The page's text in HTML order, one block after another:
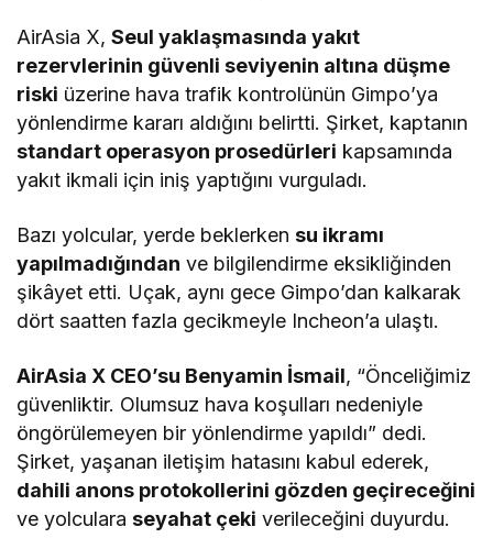
AirAsia X,Seul yaklaşmasında yakıt
rezervlerinin güvenli seviyenin altına düşme
riski üzerine hava trafik kontrolünün Gimpo’ya
yönlendirme kararı aldığını belirtti. Şirket, kaptanın
standart operasyon prosedürleri kapsamında
yakıt ikmali için iniş yaptığını vurguladı.
Bazı yolcular, yerde beklerkensu ikramı
yapılmadığından ve bilgilendirme eksikliğinden
şikâyet etti. Uçak, aynı gece Gimpo’dan kalkarak
dört saatten fazla gecikmeyle Incheon’a ulaştı.
AirAsia X CEO’su Benyamin İsmail, “Önceliğimiz
güvenliktir. Olumsuz hava koşulları nedeniyle
öngörülemeyen bir yönlendirme yapıldı” dedi.
Şirket, yaşanan iletişim hatasını kabul ederek,
dahili anons protokollerini gözden geçireceğini
ve yolcularaseyahat çeki verileceğini duyurdu.